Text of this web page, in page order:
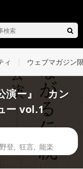
ィ ウェブマガジン
演ー』 カン
ー vol.1
登 狂言 能楽